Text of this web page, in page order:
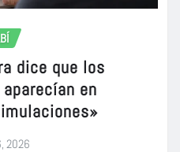
dice que los
en
2026